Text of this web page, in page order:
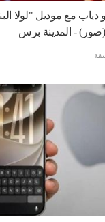
مع موديل "لولا
- المدينة برس